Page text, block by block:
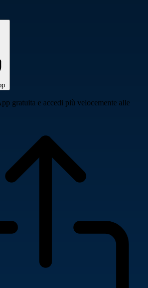
gratuita e accedi più velocemente alle